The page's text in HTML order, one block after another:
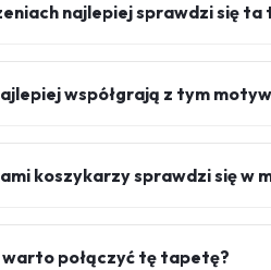
najlepiej sprawdzi się
współgrają z tym
koszykarzy sprawdzi się w
połączyć tę tapetę?